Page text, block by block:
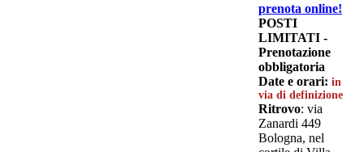
prenota online!
POSTI
LIMITATI -
Prenotazione
obbligatoria
Date e orari: in
via di definizione
Ritrovo: via
Zanardi 449
Bologna, nel